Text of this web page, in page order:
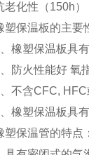
老化性（150h
塑保温板的主要
橡塑保温板具
防火性能好 氧
不含CFC, HFC
橡塑保温板具
塑保温管的特点：